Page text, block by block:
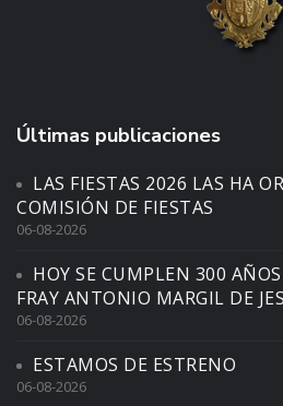
Últimas publicaciones
LAS FIESTAS 2026 LAS HA
COMISIÓN DE FIESTAS
06-08-2026
HOY SE CUMPLEN 300
FRAY ANTONIO MARGIL DE
06-08-2026
ESTAMOS DE ESTRENO
06-08-2026